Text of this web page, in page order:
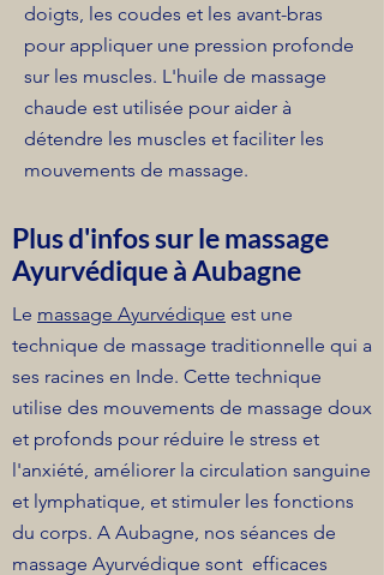
doigts, les coudes et les avant-bras
pour appliquer une pression profonde
sur les muscles. L'huile de massage
chaude est utilisée pour aider à
détendre les muscles et faciliter les
mouvements de massage.
Plus d'infos sur le massage
Ayurvédique à Aubagne
Le massage Ayurvédique est une
technique de massage traditionnelle qui a
ses racines en Inde. Cette technique
utilise des mouvements de massage doux
et profonds pour réduire le stress et
l'anxiété, améliorer la circulation sanguine
et lymphatique, et stimuler les fonctions
du corps. A Aubagne, nos séances de
massage Ayurvédique sont efficaces